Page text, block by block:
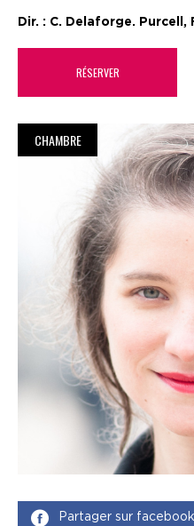
Dir. : C. Delaforge.
RÉSERVER
CHAMBRE
Partager sur facebook